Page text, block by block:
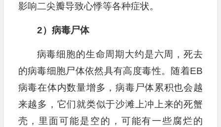
影响二尖瓣导致心悸等各种症状。
2）病毒尸体
病毒细胞的生命周期大约是六周，死去
的病毒细胞尸体依然具有高度毒性。随着EB
病毒在体内数量增多，病毒尸体累积也会越
来越多，它们就类似于沙滩上冲上来的死蟹
壳，里面可能是空的，可能有一些腐烂的